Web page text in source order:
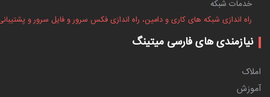
خدمات شبکه
راه اندازی شبکه های کاری و دامین، راه اندازی فکس سرور و فایل سرور و
نیازمندی های فارسی میتینگ
املاک
آموزش